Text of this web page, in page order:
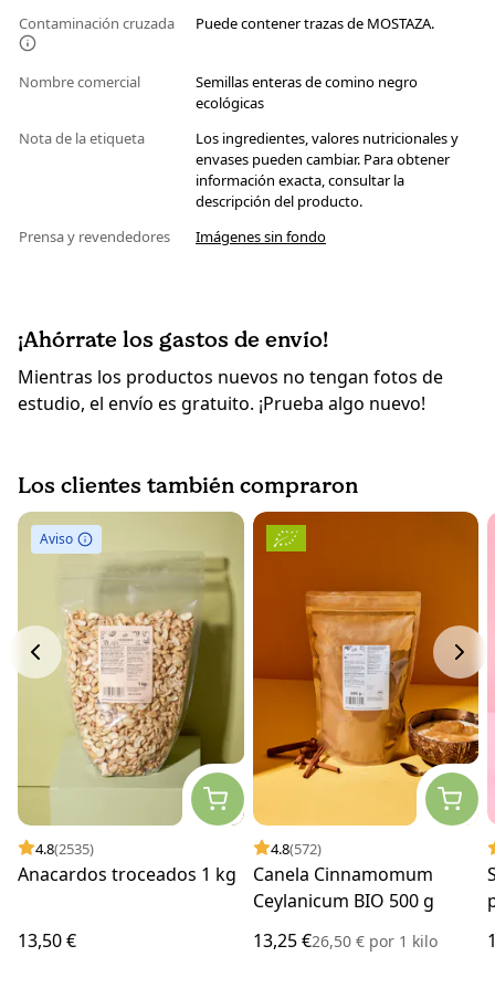
Contaminación cruzada
Puede contener trazas de MOSTAZA.
Nombre comercial
Semillas enteras de comino negro
ecológicas
Nota de la etiqueta
Los ingredientes, valores nutricionales y
envases pueden cambiar. Para obtener
información exacta, consultar la
descripción del producto.
Prensa y revendedores
Imágenes sin fondo
¡Ahórrate los gastos de envío!
Mientras los productos nuevos no tengan fotos de
estudio, el envío es gratuito. ¡Prueba algo nuevo!
Los clientes también compraron
Aviso
4.8(2535)
Anacardos troceados 1 kg
13,50 €
4.8(572)
Canela Cinnamomum
Ceylanicum BIO 500 g
13,25 €26,50 € por1 kilo